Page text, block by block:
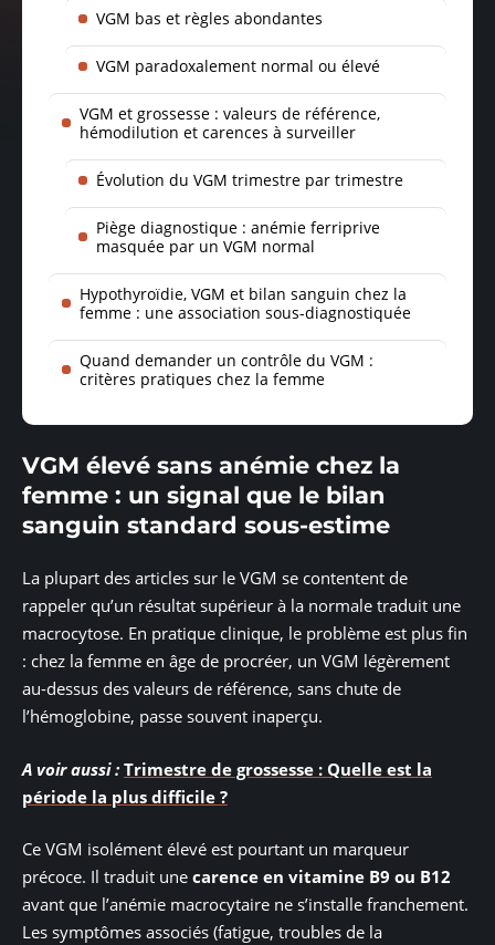
VGM bas et règles abondantes
VGM paradoxalement normal ou élevé
VGM et grossesse : valeurs de référence,
hémodilution et carences à surveiller
Évolution du VGM trimestre par trimestre
Piège diagnostique : anémie ferriprive
masquée par un VGM normal
Hypothyroïdie, VGM et bilan sanguin chez la
femme : une association sous-diagnostiquée
Quand demander un contrôle du VGM :
critères pratiques chez la femme
VGM élevé sans anémie chez la
femme : un signal que le bilan
sanguin standard sous-estime
La plupart des articles sur le VGM se contentent de
rappeler qu’un résultat supérieur à la normale traduit une
macrocytose. En pratique clinique, le problème est plus fin
: chez la femme en âge de procréer, un VGM légèrement
au-dessus des valeurs de référence, sans chute de
l’hémoglobine, passe souvent inaperçu.
A voir aussi : Trimestre de grossesse : Quelle est la
période la plus difficile ?
Ce VGM isolément élevé est pourtant un marqueur
précoce. Il traduit une carence en vitamine B9 ou B12
avant que l’anémie macrocytaire ne s’installe franchement.
Les symptômes associés (fatigue, troubles de la